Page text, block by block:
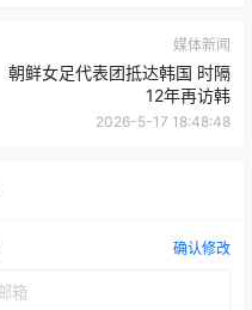
媒体新闻
朝鲜女足代表团抵达韩国 时隔
12年再访韩
2026-5-17 18:48:48
确认修改